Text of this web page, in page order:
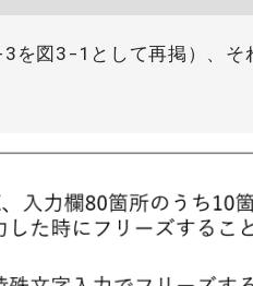
図3-1として再掲）、そ